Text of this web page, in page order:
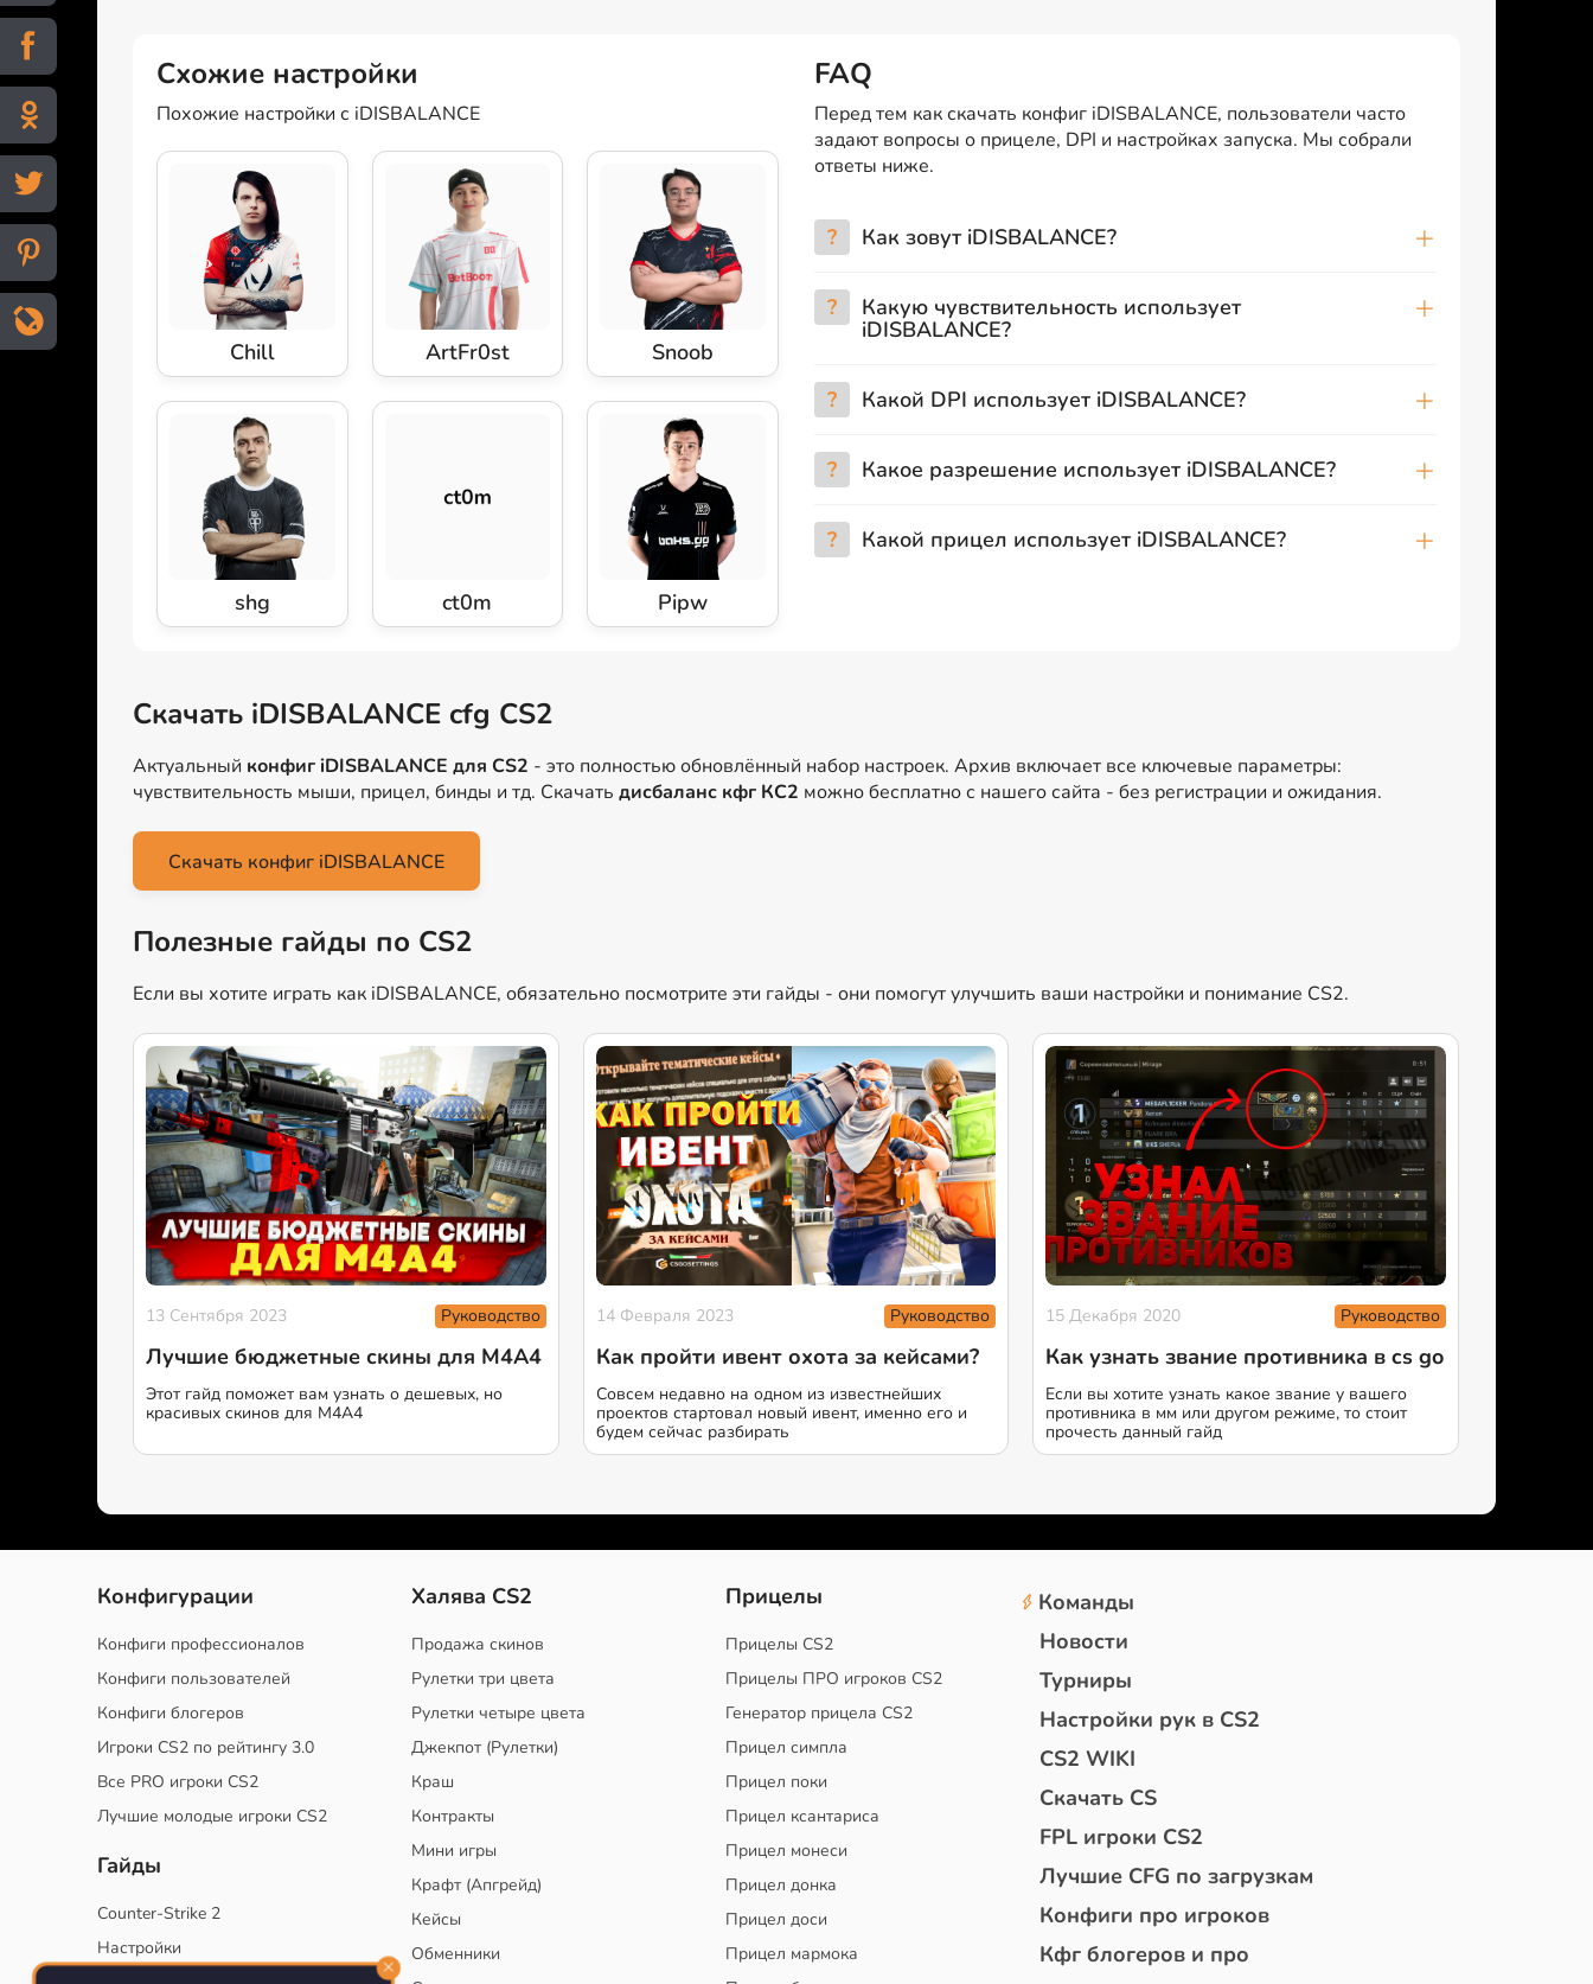
Схожие настройки
Похожие настройки с iDISBALANCE
Chill ArtFr0st Snoob
shg ct0m Pipw
FAQ
Перед тем как скачать конфиг iDISBALANCE, пользователи часто
задают вопросы о прицеле, DPI и настройках запуска. Мы собрали
ответы ниже.
? Как зовут iDISBALANCE?
? Какую чувствительность использует
iDISBALANCE?
? Какой DPI использует iDISBALANCE?
? Какое разрешение использует iDISBALANCE?
? Какой прицел использует iDISBALANCE?
Скачать iDISBALANCE cfg CS2
Актуальный конфиг iDISBALANCE для CS2 - это полностью обновлённый набор настроек. Архив включает все ключевые параметры:
чувствительность мыши, прицел, бинды и тд. Скачать дисбаланс кфг КС2 можно бесплатно с нашего сайта - без регистрации и ожидания.
Скачать конфиг iDISBALANCE
Полезные гайды по CS2
Если вы хотите играть как iDISBALANCE, обязательно посмотрите эти гайды - они помогут улучшить ваши настройки и понимание CS2.
13 Сентября 2023 Руководство
Лучшие бюджетные скины для М4А4
Этот гайд поможет вам узнать о дешевых, но
красивых скинов для М4А4
14 Февраля 2023 Руководство
Как пройти ивент охота за кейсами?
Совсем недавно на одном из известнейших
проектов стартовал новый ивент, именно его и
будем сейчас разбирать
15 Декабря 2020 Руководство
Как узнать звание противника в cs go
Если вы хотите узнать какое звание у вашего
противника в мм или другом режиме, то стоит
прочесть данный гайд
Конфигурации
Конфиги профессионалов
Конфиги пользователей
Конфиги блогеров
Игроки CS2 по рейтингу 3.0
Все PRO игроки CS2
Лучшие молодые игроки CS2
Гайды
Counter-Strike 2
Настройки
Халява CS2
Продажа скинов
Рулетки три цвета
Рулетки четыре цвета
Джекпот (Рулетки)
Краш
Контракты
Мини игры
Крафт (Апгрейд)
Кейсы
Обменники
Прицелы
Прицелы CS2
Прицелы ПРО игроков CS2
Генератор прицела CS2
Прицел симпла
Прицел поки
Прицел ксантариса
Прицел монеси
Прицел донка
Прицел доси
Прицел мармока
Команды
Новости
Турниры
Настройки рук в CS2
CS2 WIKI
Скачать CS
FPL игроки CS2
Лучшие CFG по загрузкам
Конфиги про игроков
Кфг блогеров и про